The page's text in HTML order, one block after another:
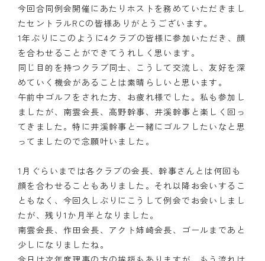
今回合同例会開催にあたりホストを務めていただきまし
たセントラルRCの皆様ありがとうございます。
1年ぶりにこのように4クラブの皆様に参加いただき、顔
を合わせることができてうれしく思います。
同じ目的を持つクラブ同士、こうして交流し、友好を深
めていく機会があることは素晴らしいと思います。
午前中ゴルフをされた方、お疲れ様でした。私も参加し
ましたが、南雲会長、高野幹事、井溪幹事と楽しく回っ
てきました。特に井溪幹事と一緒にゴルフしたいなと思
ってましたので念願叶いました。
1月ぐらいまでは各クラブの会長、幹事さんとは何回も
顔を合わせることもありました。それ以降お会いするこ
ともなく、今回久しぶりにこうして例会でお会いしまし
たが、残り1か月半となりました。
南雲会長、作田会長、アクト姉崎会長、ゴールまであと
少しになりましたね。